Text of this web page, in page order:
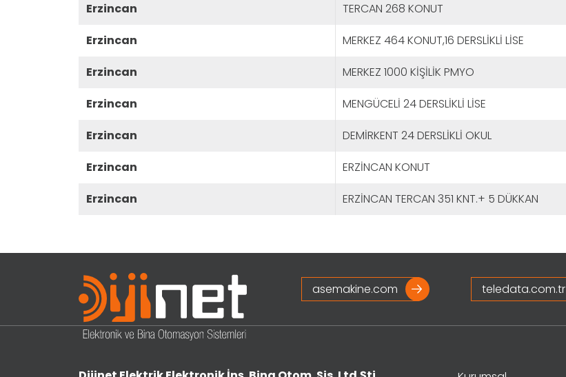
erzincan
TERCAN 268 KONUT
erzincan
MERKEZ 464 KONUT,16 DERSLİKLİ LİSE
erzincan
MERKEZ 1000 KİŞİLİK PMYO
erzincan
MENGÜCELİ 24 DERSLİKLİ LİSE
erzincan
DEMİRKENT 24 DERSLİKLİ OKUL
erzincan
ERZİNCAN KONUT
erzincan
ERZİNCAN TERCAN 351 KNT.+ 5 DÜKKAN
asemakine.com teledata.com.tr